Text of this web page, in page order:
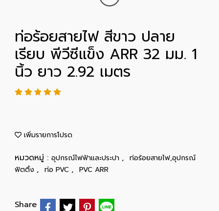
ท่อร้อยสายไฟ สีขาว ปลาย
เรียบ พีวีซีแข็ง ARR 32 มม. 1
นิ้ว ยาว 2.92 เมตร
เพิ่มรายการโปรด
หมวดหมู่ : อุปกรณ์ไฟฟ้าและประปา , ท่อร้อยสายไฟ,อุปกรณ์
ฟิตติ้ง , ท่อ PVC , PVC ARR
Share